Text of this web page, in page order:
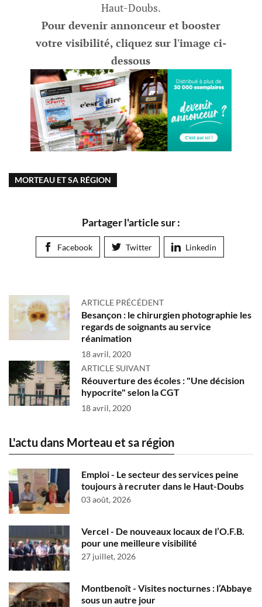
Haut-Doubs.
Pour devenir annonceur et booster
votre visibilité, cliquez sur l'image ci-
dessous
MORTEAU ET SA RÉGION
Partager l'article sur :
Facebook Twitter Linkedin
ARTICLE PRÉCÉDENT
Besançon : le chirurgien photographie les
regards de soignants au service
réanimation
18 avril, 2020
ARTICLE SUIVANT
Réouverture des écoles : "Une décision
hypocrite" selon la CGT
18 avril, 2020
L'actu dans Morteau et sa région
Emploi - Le secteur des services peine
toujours à recruter dans le Haut-Doubs
03 août, 2026
Vercel - De nouveaux locaux de l’O.F.B.
pour une meilleure visibilité
27 juillet, 2026
Montbenoît - Visites nocturnes : l’Abbaye
sous un autre jour